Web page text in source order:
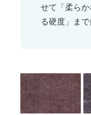
せて「柔ら
る硬度」ま